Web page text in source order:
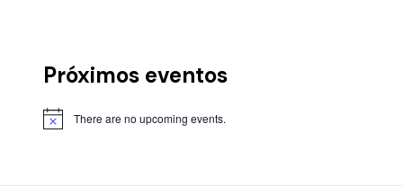
Próximos eventos
There are no upcoming events.